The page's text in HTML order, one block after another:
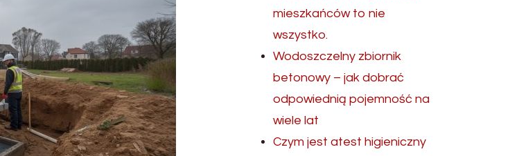
mieszkańców to nie
wszystko.
Wodoszczelny zbiornik
betonowy – jak dobrać
odpowiednią pojemność na
wiele lat
Czym jest atest higieniczny